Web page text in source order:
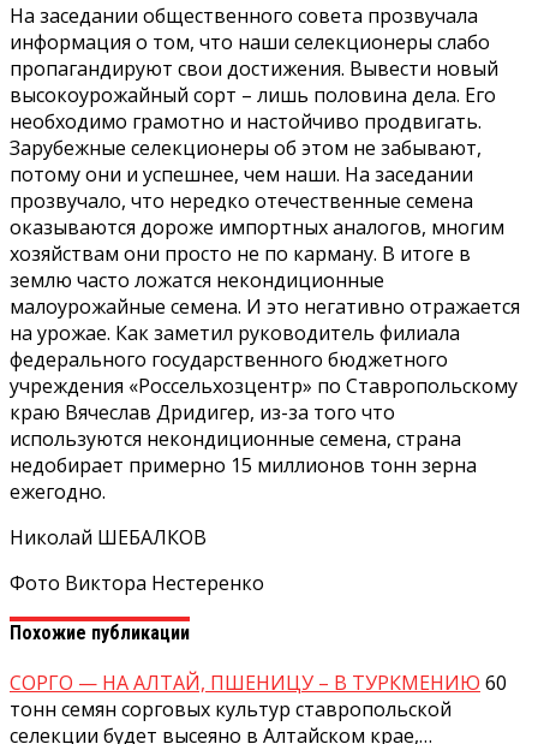
На заседании общественного совета прозвучала
информация о том, что наши селекционеры слабо
пропагандируют свои достижения. Вывести новый
высокоурожайный сорт – лишь половина дела. Его
необходимо грамотно и настойчиво продвигать.
Зарубежные селекционеры об этом не забывают,
потому они и успешнее, чем наши. На заседании
прозвучало, что нередко отечественные семена
оказываются дороже импортных аналогов, многим
хозяйствам они просто не по карману. В итоге в
землю часто ложатся некондиционные
малоурожайные семена. И это негативно отражается
на урожае. Как заметил руководитель филиала
федерального государственного бюджетного
учреждения «Россельхозцентр» по Ставропольскому
краю Вячеслав Дридигер, из-за того что
используются некондиционные семена, страна
недобирает примерно 15 миллионов тонн зерна
ежегодно.
Николай ШЕБАЛКОВ
Фото Виктора Нестеренко
Похожие публикации
СОРГО — НА АЛТАЙ, ПШЕНИЦУ – В ТУРКМЕНИЮ 60
тонн семян сорговых культур ставропольской
селекции будет высеяно в Алтайском крае,…